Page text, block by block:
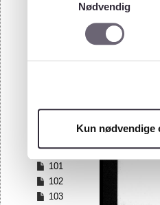
Nødvendig
Kun nødvendige
94
100
101
102
103